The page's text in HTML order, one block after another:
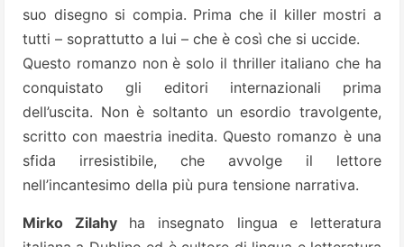
suo disegno si compia. Prima che il killer mostri a
tutti – soprattutto a lui – che è così che si uccide.
Questo romanzo non è solo il thriller italiano che ha
conquistato gli editori internazionali prima
dell’uscita. Non è soltanto un esordio travolgente,
scritto con maestria inedita. Questo romanzo è una
sfida irresistibile, che avvolge il lettore
nell’incantesimo della più pura tensione narrativa.
Mirko Zilahyha insegnato lingua e letteratura